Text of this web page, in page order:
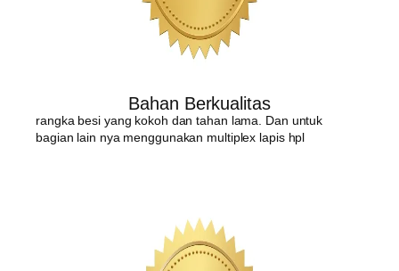
Bahan Berkualitas
rangka besi yang kokoh dan tahan lama. Dan untuk
bagian lain nya menggunakan multiplex lapis hpl